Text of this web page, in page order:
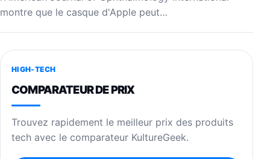
montre que le casque d'Apple peut…
HIGH-TECH
COMPARATEUR DE PRIX
Trouvez rapidement le meilleur prix des produits
tech avec le comparateur KultureGeek.